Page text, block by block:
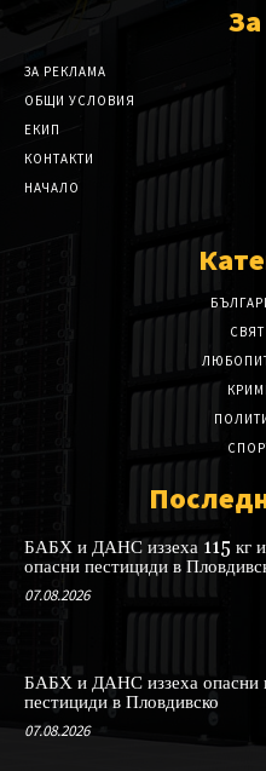
ЗА РЕКЛАМА
ОБЩИ УСЛОВИЯ
ЕКИП
КОНТАКТИ
НАЧАЛО
СВЯТ
БАБХ и ДАНС иззеха 115 кг
опасни пестициди в
07.08.2026
БАБХ и ДАНС иззеха опасни
пестициди в Пловдивско
07.08.2026